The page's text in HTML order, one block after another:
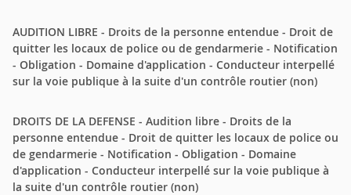
AUDITION LIBRE - Droits de la personne entendue - Droit de
quitter les locaux de police ou de gendarmerie - Notification
- Obligation - Domaine d'application - Conducteur interpellé
sur la voie publique à la suite d'un contrôle routier (non)
DROITS DE LA DEFENSE - Audition libre - Droits de la
personne entendue - Droit de quitter les locaux de police ou
de gendarmerie - Notification - Obligation - Domaine
d'application - Conducteur interpellé sur la voie publique à
la suite d'un contrôle routier (non)